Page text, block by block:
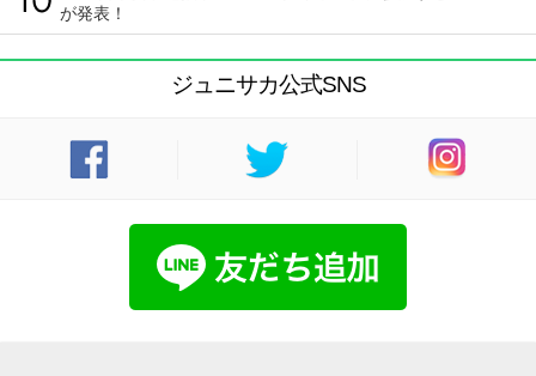
が発表！
ジュニサカ公式SNS